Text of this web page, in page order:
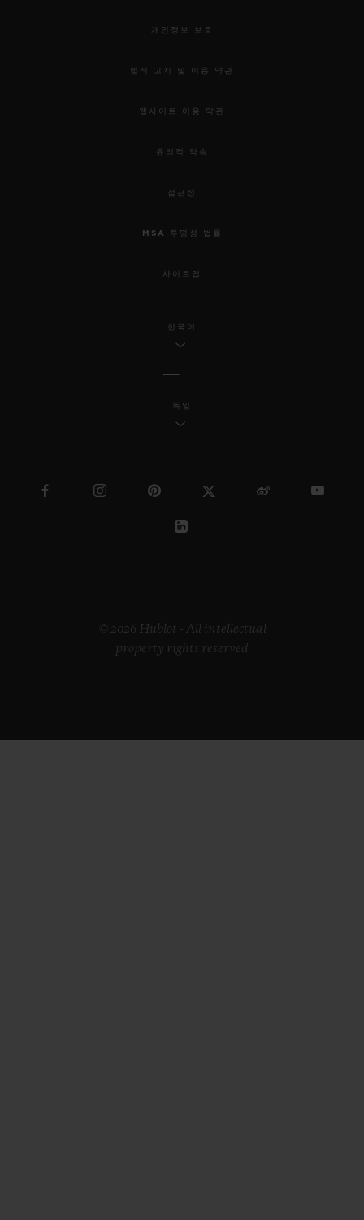
개인정보 보호
법적 고지 및 이용 약관
웹사이트 이용 약관
윤리적 약속
접근성
MSA 투명성 법률
사이트맵
한국어
독일
© 2026 Hublot - All intellectual
property rights reserved